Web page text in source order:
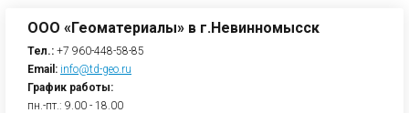
ООО «Геоматериалы» в г.Невинномысск
Тел.: +7 960-448-58-85
Email: info@td-geo.ru
График работы:
пн.-пт.: 9.00 - 18.00